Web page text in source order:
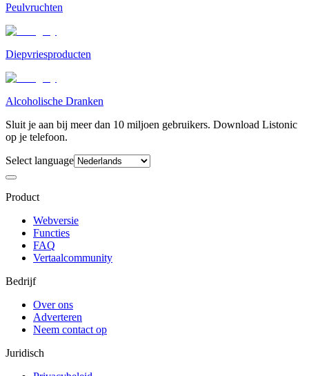
Peulvruchten
Diepvriesproducten
Alcoholische Dranken
Sluit je aan bij meer dan 10 miljoen gebruikers. Download Listonic
op je telefoon.
Select language
Product
Webversie
Functies
FAQ
Vertaalcommunity
Bedrijf
Over ons
Adverteren
Neem contact op
Juridisch